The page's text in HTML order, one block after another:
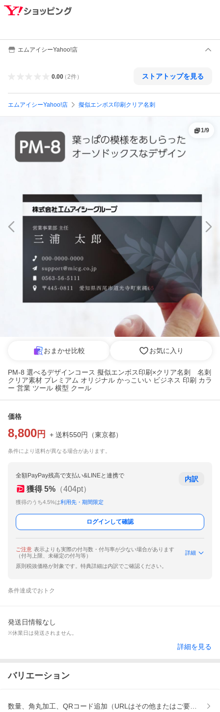
エムアイシーYahoo!店
0.00（ 2件） ストアトップを見る
エムアイシーYahoo!店 擬似エンボス印刷クリア名刺
1/9
おまかせ比較 お気に入り
PM-8 選べるデザインコース 擬似エンボス印刷×クリア名刺 名刺
クリア素材 プレミアム オリジナル かっこいい ビジネス 印刷 カラ
ー 営業 ツール 横型 クール
価格
8,800 円 + 送料550円 （東京都）
条件により送料が異なる場合があります。
全額PayPay残高で支払い&LINEと連携で
獲得 5% （404pt）
獲得のうち4.5%は利用先・期間限定
内訳
ログインして確認
ご注意 表示よりも実際の付与数・付与率が少ない場合があります
（付与上限、未確定の付与等）
詳細
原則税抜価格が対象です。特典詳細は内訳でご確認ください。
条件達成でおトク
発送日情報なし
※休業日は発送されません。
詳細を見る
バリエーション
数量、角丸加工、QRコード追加（URLはその他またはご要望欄へ